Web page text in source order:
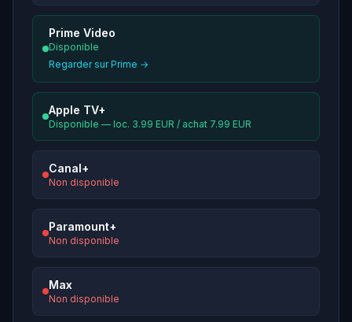
Prime Video
Disponible
Regarder sur Prime →
Apple TV+
Disponible — loc. 3.99 EUR / achat 7.99 EUR
Canal+
Non disponible
Paramount+
Non disponible
Max
Non disponible